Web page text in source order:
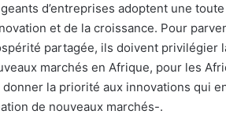
d’entreprises adoptent une
et de la croissance. Pour
partagée, ils doivent privilégier
marchés en Afrique, pour les
donner la priorité aux innovations qui
de nouveaux marchés-.